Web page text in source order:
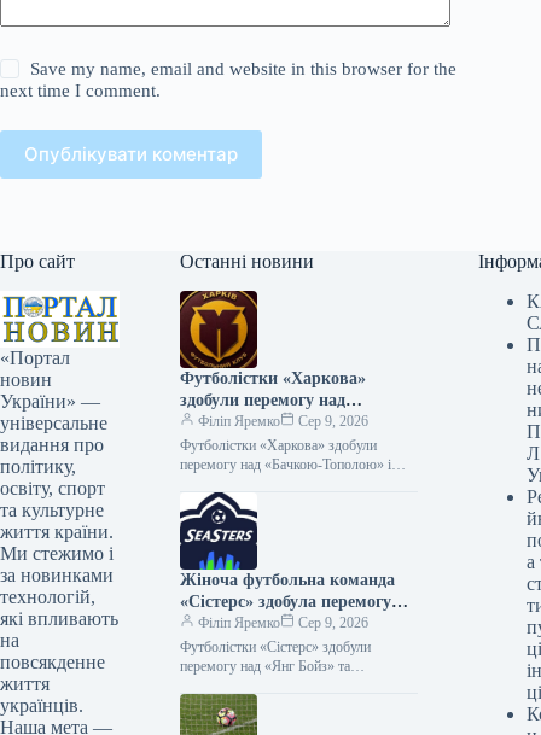
Save my name, email and website in this browser for the
next time I comment.
Опублікувати коментар
Про сайт
«Портал
новин
України» —
універсальне
видання про
політику,
освіту, спорт
та культурне
життя країни.
Ми стежимо і
за новинками
технологій,
які впливають
на
повсякденне
життя
українців.
Наша мета —
Останні новини
Футболістки «Харкова»
здобули перемогу над
«Бачкою-Тополою» і
братимуть участь у Кубку
Європи
Філіп Яремко
Сер 9, 2026
Футболістки «Харкова» здобули
перемогу над «Бачкою-Тополою» і
08.08.2026 17:53 Укрінформ
Українська жіноча футбольна команда
«Харків» здобула…
Жіноча футбольна команда
«Сістерс» здобула перемогу
над «Янг Бойз» і вийшла до
Європейського кубка.
Філіп Яремко
Сер 9, 2026
Футболістки «Сістерс» здобули
перемогу над «Янг Бойз» та
08.08.2026 18:17 Укрінформ
Віцечемпіонки України з футболу,…
Л
а
ці